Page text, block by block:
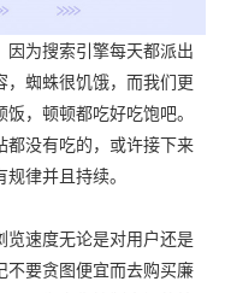
因为搜索引擎每天都派出
，蜘蛛很饥饿，而我们更
，顿顿都吃好吃饱吧。
都没有吃的，或许接下来
律并且持续。
览速度无论是对用户还是
不要贪图便宜而去购买廉